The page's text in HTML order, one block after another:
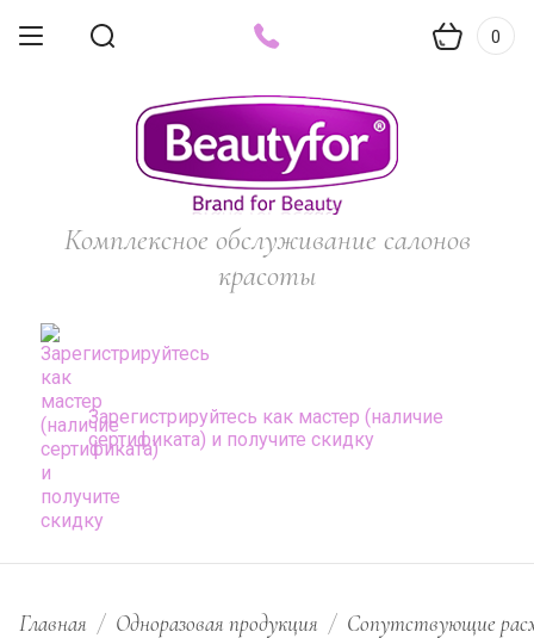
0
Комплексное обслуживание салонов
красоты
Зарегистрируйтесь как мастер (наличие
сертификата) и получите скидку
Главная / Одноразовая продукция / Сопутствующие